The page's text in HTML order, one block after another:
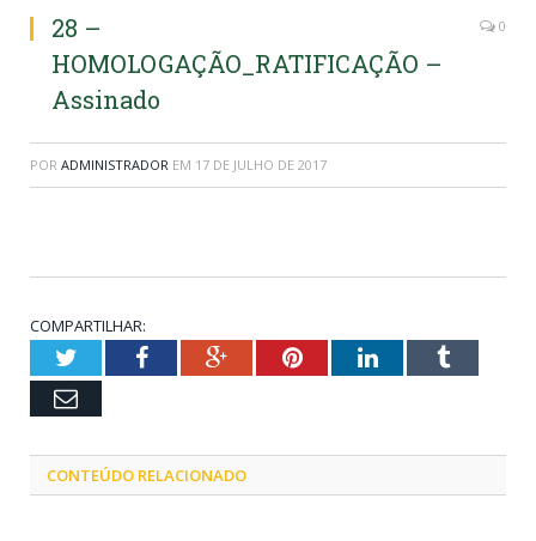
28 –
HOMOLOGAÇÃO_RATIFICAÇÃO –
Assinado
0
POR ADMINISTRADOR EM 17 DE JULHO DE 2017
COMPARTILHAR:
TwitterFacebookGoogle+PinterestLinkedInTumblr
Email
CONTEÚDO RELACIONADO